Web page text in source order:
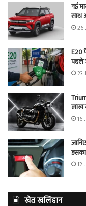
नई
साथ
26
E20
पहले
23
लाख
16
12
खेत खलिहान